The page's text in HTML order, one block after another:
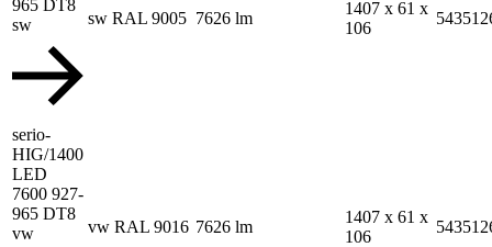
965 DT8
sw
sw RAL 9005 7626 lm
1407 x 61 x
106
serio-
HIG/1400
LED
7600 927-
965 DT8
vw
vw RAL 9016 7626 lm
1407 x 61 x
106